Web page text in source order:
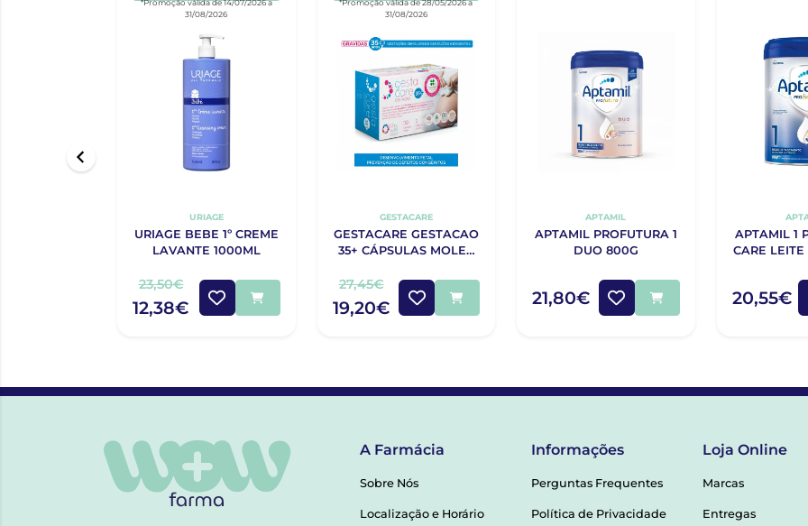
31/08/2026
URIAGE
URIAGE BEBE 1º CREME
LAVANTE 1000ML
23,50€
12,38€
31/08/2026
GESTACARE
GESTACARE GESTACAO
35+ CÁPSULAS MOLES
27,45€
19,20€
APTAMIL
APTAMIL PROFUTURA 1
DUO 800G
21,80€
APTAMIL 1
CARE LEITE
20,55€
A Farmácia
Sobre Nós
Localização e Horário
Informações
Perguntas Frequentes
Política de Privacidade
Loja Online
Marcas
Entregas